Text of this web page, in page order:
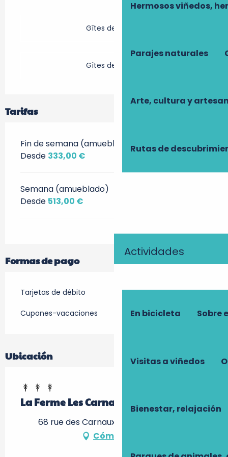
Hermosos viñedos,
Parajes naturales
Arte, cultura y
Rutas de
Actividades
En bicicleta Sobre
Visitas a viñedos
Bienestar, relajación
Gîtes de France
Gîtes de France
Tarifas
Fin de semana (amueblado)
Desde 333,00 €
Semana (amueblado)
Desde 513,00 €
Formas de pago
Tarjetas de débito
Cupones-vacaciones
Ubicación
La Ferme Les Carnaux
68 rue des Carnaux, 37510 Ballan-Miré
Cómo llegar